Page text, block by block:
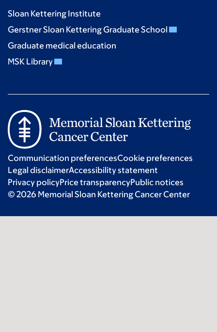
Sloan Kettering Institute
Gerstner Sloan Kettering Graduate School
Graduate medical education
MSK Library
Communication preferencesCookie preferences
Legal disclaimerAccessibility statement
Privacy policyPrice transparencyPublic notices
© 2026 Memorial Sloan Kettering Cancer Center